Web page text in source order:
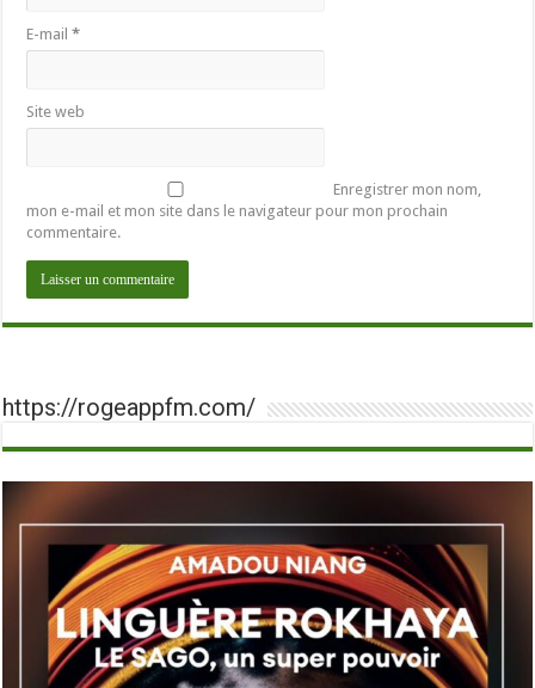
E-mail*
Site web
Enregistrer mon nom,
mon e-mail et mon site dans le navigateur pour mon prochain
commentaire.
https://rogeappfm.com/